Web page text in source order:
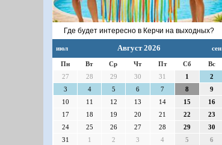
Где будет интересно в Керчи на выходных?
июл Август 2026 сен
Пн Вт Ср Чт Пт Сб
Вс
27
28 29 30 31 1
2
3
4 5 6 7 8
9
10
11 12 13 14 15
16
17
18 19 20 21 22
23
24
25 26 27 28 29
30
31
1 2 3 4 5 6